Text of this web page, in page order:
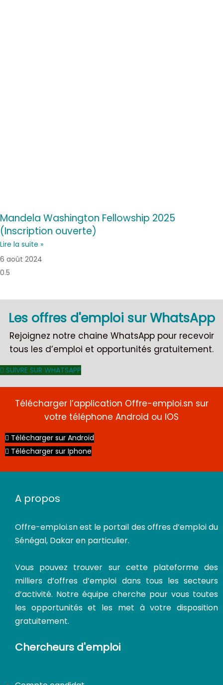
Mandela Washington Fellowship 2025
(Inscription ouverte)
Lire la suite »
6 août 2024
Les offres d'emploi sur WhatsApp
Rejoignez notre chaine WhatsApp pour recevoir
tous les d’emploi et opportunités gratuitement.
SUIVRE SUR WHATSAPP
Télécharger l’application Offre-emploi.sn sur
votre téléphone Android ou IOS
Télécharger sur Android
Télécharger sur Iphone
A propos
Offre-emploi.snest le portail des offres d’emploi du
Sénégal, Dakar en particulier.
Vous pouvez trouver sur cette plateforme des
milliers d’offres d’emploi dans tous les secteurs
d’activité. Notre équipe cherche pour vous toutes
les opportunités et les met à votre disposition
gratuitement.
Chercheurs d'emploi